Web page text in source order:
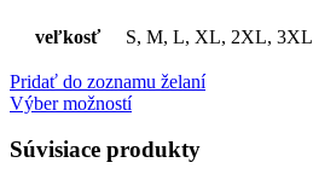
veľkosť S, M, L, XL, 2XL,
Pridať do zoznamu želaní
Výber možností
Súvisiace produkty